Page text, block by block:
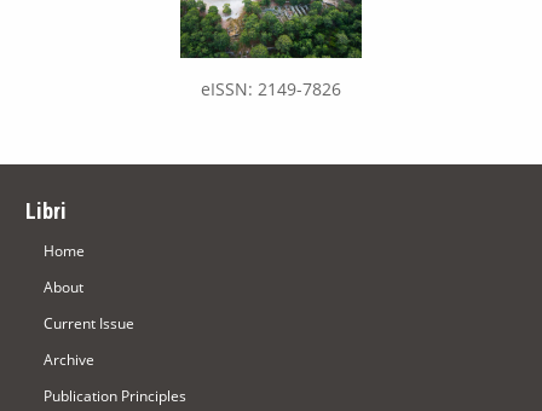
eISSN: 2149-7826
Libri
Home
About
Current Issue
Archive
Publication Principles